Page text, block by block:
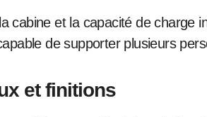
cabine et la capacité de charge
de supporter plusieurs
et finitions